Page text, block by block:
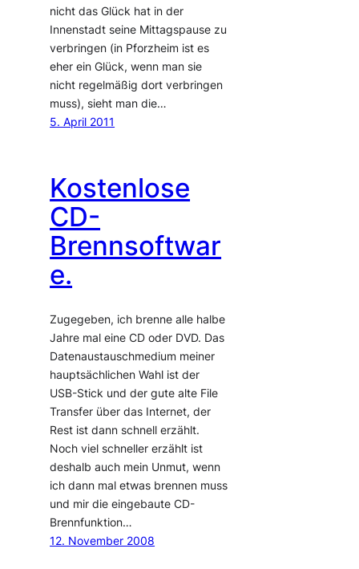
nicht das Glück hat in der
Innenstadt seine Mittagspause zu
verbringen (in Pforzheim ist es
eher ein Glück, wenn man sie
nicht regelmäßig dort verbringen
muss), sieht man die…
5. April 2011
Kostenlose
CD-
Brennsoftwar
e.
Zugegeben, ich brenne alle halbe
Jahre mal eine CD oder DVD. Das
Datenaustauschmedium meiner
hauptsächlichen Wahl ist der
USB-Stick und der gute alte File
Transfer über das Internet, der
Rest ist dann schnell erzählt.
Noch viel schneller erzählt ist
deshalb auch mein Unmut, wenn
ich dann mal etwas brennen muss
und mir die eingebaute CD-
Brennfunktion…
12. November 2008